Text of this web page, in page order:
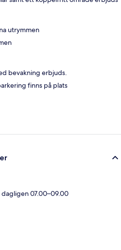
utrymmen
bevakning erbjuds.
finns på plats
07.00–09.00